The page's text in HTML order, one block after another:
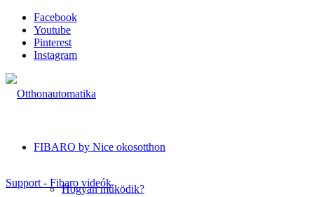
Facebook
Youtube
Pinterest
Instagram
FIBARO by Nice okosotthon
Hogyan működik?
Support - Fibaro videók